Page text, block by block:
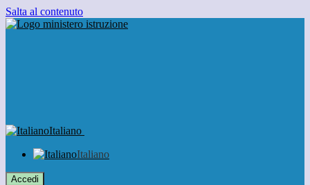
Salta al contenuto
Italiano
Italiano
Accedi